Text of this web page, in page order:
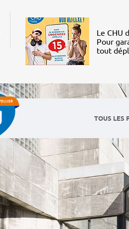
Le CHU
Pour
tout
TOUS LES